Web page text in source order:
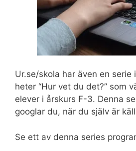
Ur.se/skola har även en serie
heter “Hur vet du det?” som
elever i årskurs F-3. Denna
googlar du, när du själv är
Se ett av denna series